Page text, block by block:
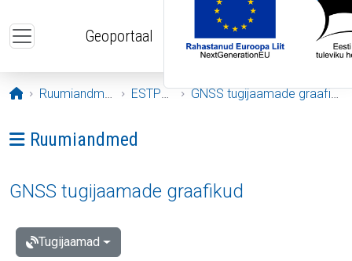
Geoportaal
Avaleht
Ruumiandmed ESTPOS GNSS tugijaamade graafikud
Ava menüü: Ruumiandmed
Ruumiandmed
GNSS tugijaamade graafikud
Tugijaamad